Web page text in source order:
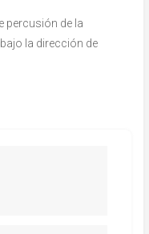
percusión de la
la dirección de